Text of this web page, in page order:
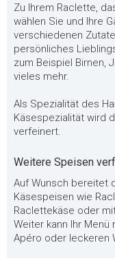
Zu Ihrem Raclette,
wählen Sie und Ihre
verschiedenen
persönliches
zum Beispiel Birnen,
vieles mehr.
Als Spezialität des
Käsespezialität wird
verfeinert.
Weitere Speisen
Auf Wunsch bereitet
Käsespeisen wie
Raclettekäse oder
Weiter kann Ihr Menü
Apéro oder leckeren